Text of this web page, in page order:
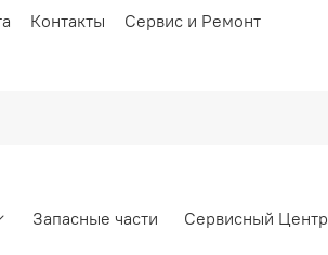
Контакты Сервис и Ремонт
Запасные части Сервисный Центр